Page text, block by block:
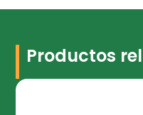
Productos